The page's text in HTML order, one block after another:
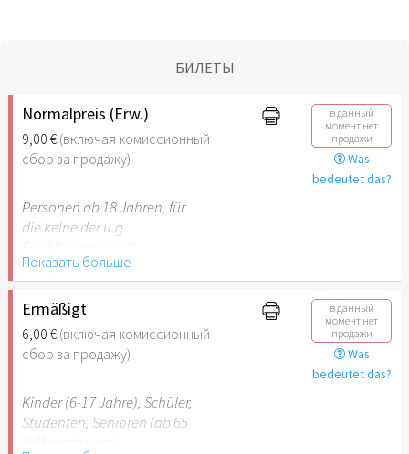
БИЛЕТЫ
Normalpreis (Erw.)
9,00 €(включая комиссионный
сбор за продажу)
в данный
момент нет
продажи
Was
bedeutet das?
Personen ab 18 Jahren, für
die keine der u.g.
Показать больше
Ermäßigt
6,00 €(включая комиссионный
сбор за продажу)
в данный
момент нет
продажи
Was
bedeutet das?
Kinder (6-17 Jahre), Schüler,
Studenten, Senioren (ab 65